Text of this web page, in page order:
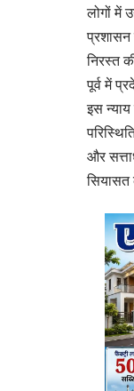
लोगों में
प्रशासन
निरस्त
पूर्व में
इस
और
सियासत